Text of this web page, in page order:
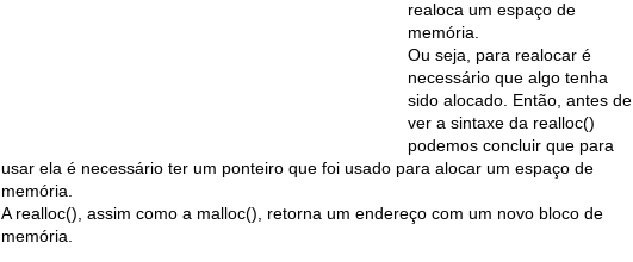
realoca um espaço de
memória.
Ou seja, para realocar é
necessário que algo tenha
sido alocado. Então, antes de
ver a sintaxe da realloc()
podemos concluir que para
usar ela é necessário ter um ponteiro que foi usado para alocar um espaço de
memória.
A realloc(), assim como a malloc(), retorna um endereço com um novo bloco de
memória.